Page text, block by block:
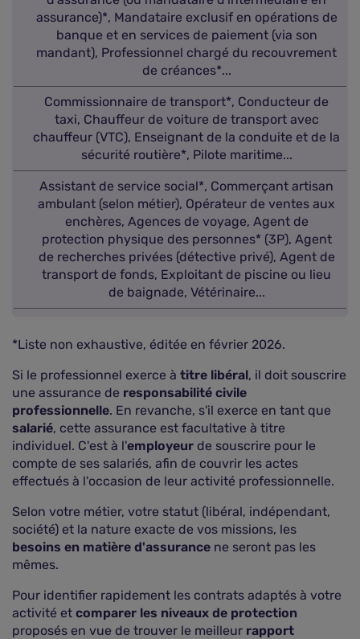
assurance)*, Mandataire exclusif en opérations de
banque et en services de paiement (via son
mandant), Professionnel chargé du recouvrement
de créances*...
Commissionnaire de transport*, Conducteur de
taxi, Chauffeur de voiture de transport avec
chauffeur (VTC), Enseignant de la conduite et de la
sécurité routière*, Pilote maritime...
Assistant de service social*, Commerçant artisan
ambulant (selon métier), Opérateur de ventes aux
enchères, Agences de voyage, Agent de
protection physique des personnes* (3P), Agent
de recherches privées (détective privé), Agent de
transport de fonds, Exploitant de piscine ou lieu
de baignade, Vétérinaire...
*Liste non exhaustive, éditée en février 2026.
Si le professionnel exerce à titre libéral, il doit souscrire
une assurance de responsabilité civile
professionnelle. En revanche, s'il exerce en tant que
salarié, cette assurance est facultative à titre
individuel. C'est à l'employeur de souscrire pour le
compte de ses salariés, afin de couvrir les actes
effectués à l'occasion de leur activité professionnelle.
Selon votre métier, votre statut (libéral, indépendant,
société) et la nature exacte de vos missions, les
besoins en matière d'assurance ne seront pas les
mêmes.
Pour identifier rapidement les contrats adaptés à votre
activité et comparer les niveaux de protection
proposés en vue de trouver le meilleur rapport